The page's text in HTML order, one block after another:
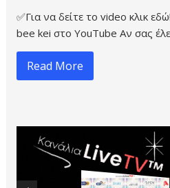
✅Για να δείτε το video κλικ
bee kei στο YouTube Αν σας
Read More